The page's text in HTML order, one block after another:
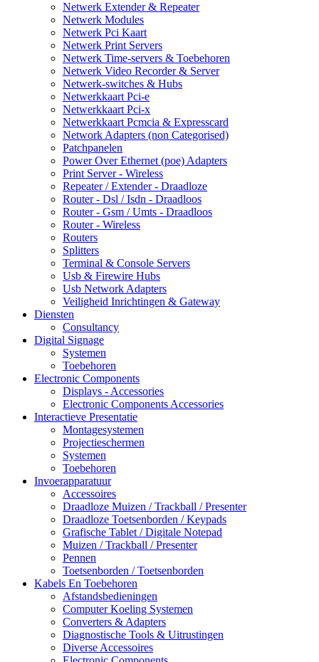
Netwerk Extender & Repeater
Netwerk Modules
Netwerk Pci Kaart
Netwerk Print Servers
Netwerk Time-servers & Toebehoren
Netwerk Video Recorder & Server
Netwerk-switches & Hubs
Netwerkkaart Pci-e
Netwerkkaart Pci-x
Netwerkkaart Pcmcia & Expresscard
Network Adapters (non Categorised)
Patchpanelen
Power Over Ethernet (poe) Adapters
Print Server - Wireless
Repeater / Extender - Draadloze
Router - Dsl / Isdn - Draadloos
Router - Gsm / Umts - Draadloos
Router - Wireless
Routers
Splitters
Terminal & Console Servers
Usb & Firewire Hubs
Usb Network Adapters
Veiligheid Inrichtingen & Gateway
Diensten
Consultancy
Digital Signage
Systemen
Toebehoren
Electronic Components
Displays - Accessories
Electronic Components Accessories
Interactieve Presentatie
Montagesystemen
Projectieschermen
Systemen
Toebehoren
Invoerapparatuur
Accessoires
Draadloze Muizen / Trackball / Presenter
Draadloze Toetsenborden / Keypads
Grafische Tablet / Digitale Notepad
Muizen / Trackball / Presenter
Pennen
Toetsenborden / Toetsenborden
Kabels En Toebehoren
Afstandsbedieningen
Computer Koeling Systemen
Converters & Adapters
Diagnostische Tools & Uitrustingen
Diverse Accessoires